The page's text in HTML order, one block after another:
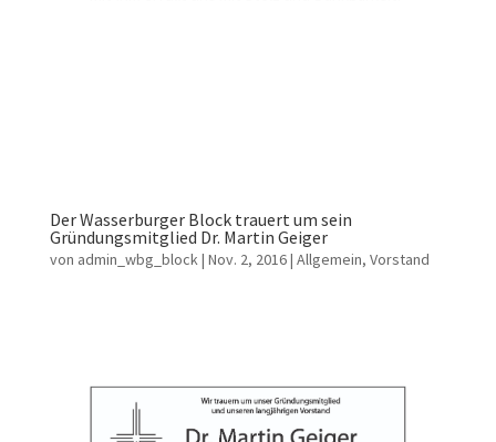
Der Wasserburger Block trauert um sein
Gründungsmitglied Dr. Martin Geiger
von admin_wbg_block | Nov. 2, 2016| Allgemein, Vorstand